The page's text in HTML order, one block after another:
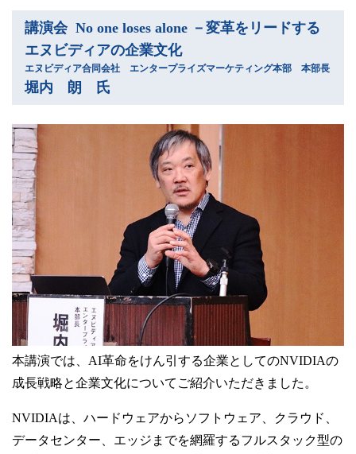
講演会 No one loses alone －変革をリードする
エヌビディアの企業文化
エヌビディア合同会社 エンタープライズマーケティング本部 本部長
堀内 朗 氏
本講演では、AI革命をけん引する企業としてのNVIDIAの
成長戦略と企業文化についてご紹介いただきました。
NVIDIAは、ハードウェアからソフトウェア、クラウド、
データセンター、エッジまでを網羅するフルスタック型の